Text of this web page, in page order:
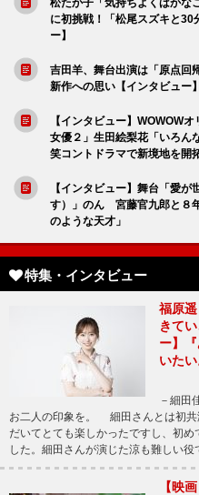
松たか子「気持ちよくばかな
に初挑戦！「松尾スズキと30
ー】
吉田羊、舞台出演は「原点
新作への思い【インタビュー】
【インタビュー】WOWOW
女優２」生田絵梨花「いろん
笑コントドラマで新境地を開
【インタビュー】舞台「愛
す）」のん 宮藤官九郎と８
のような天才」
特集・インタビュー
福原
きて
ー】
いたい
－細田
お二人の印象を。 細田さんとは初共
だいてとても楽しかったですし、初
した。細田さんが演じた涼も難しい
【映